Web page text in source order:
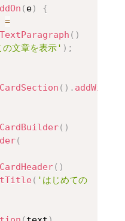
( e)
{
=
( )
文章を表示' ) ;
( ) . addWidget
( )
(
( )
( 'はじめての